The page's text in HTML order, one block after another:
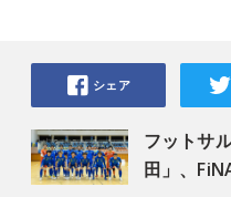
フットサ
田」、
シェア